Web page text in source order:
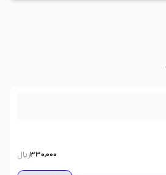
330,000ریال